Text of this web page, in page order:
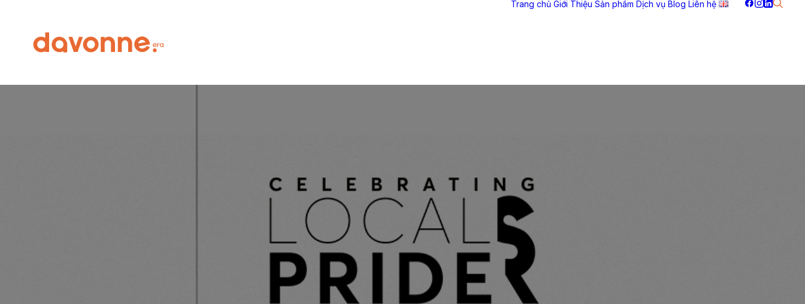
Trang chủ Giới Thiệu Sản phẩm Dịch vụ Blog Liên hệ